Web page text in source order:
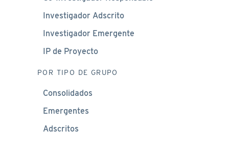
Investigador Adscrito
Investigador Emergente
IP de Proyecto
POR TIPO DE GRUPO
Consolidados
Emergentes
Adscritos